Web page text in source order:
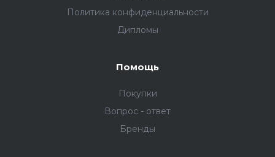
Политика конфиденциальности
Дипломы
Помощь
Покупки
Вопрос - ответ
Бренды